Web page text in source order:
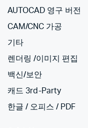
AUTOCAD 영구 버전
CAM/CNC 가공
기타
렌더링 /이미지 편집
백신/보안
캐드 3rd-Party
한글 / 오피스 / PDF